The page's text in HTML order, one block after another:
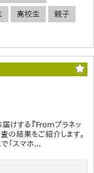
高校生 親子
届けする『Fromプラネッ
の結果をご紹介します。
「スマホ...